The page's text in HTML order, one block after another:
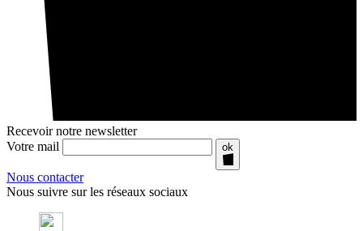
Recevoir notre newsletter
Votre mail
ok
Nous contacter
Nous suivre sur les réseaux sociaux